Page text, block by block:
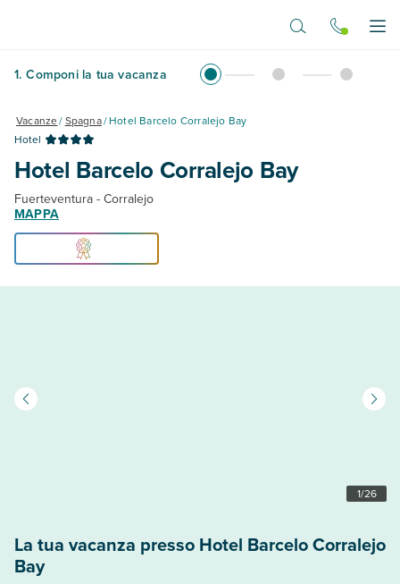
1. Componi la tua vacanza
Vacanze/Spagna/Hotel Barcelo Corralejo Bay
Hotel
Hotel Barcelo Corralejo Bay
Fuerteventura - Corralejo
MAPPA
1/26
La tua vacanza presso Hotel Barcelo Corralejo
Bay